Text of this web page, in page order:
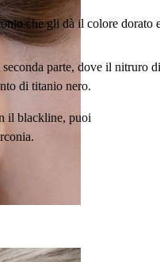
che gli dà il colore dorato
parte, dove il nitruro di
di titanio nero.
il blackline, puoi